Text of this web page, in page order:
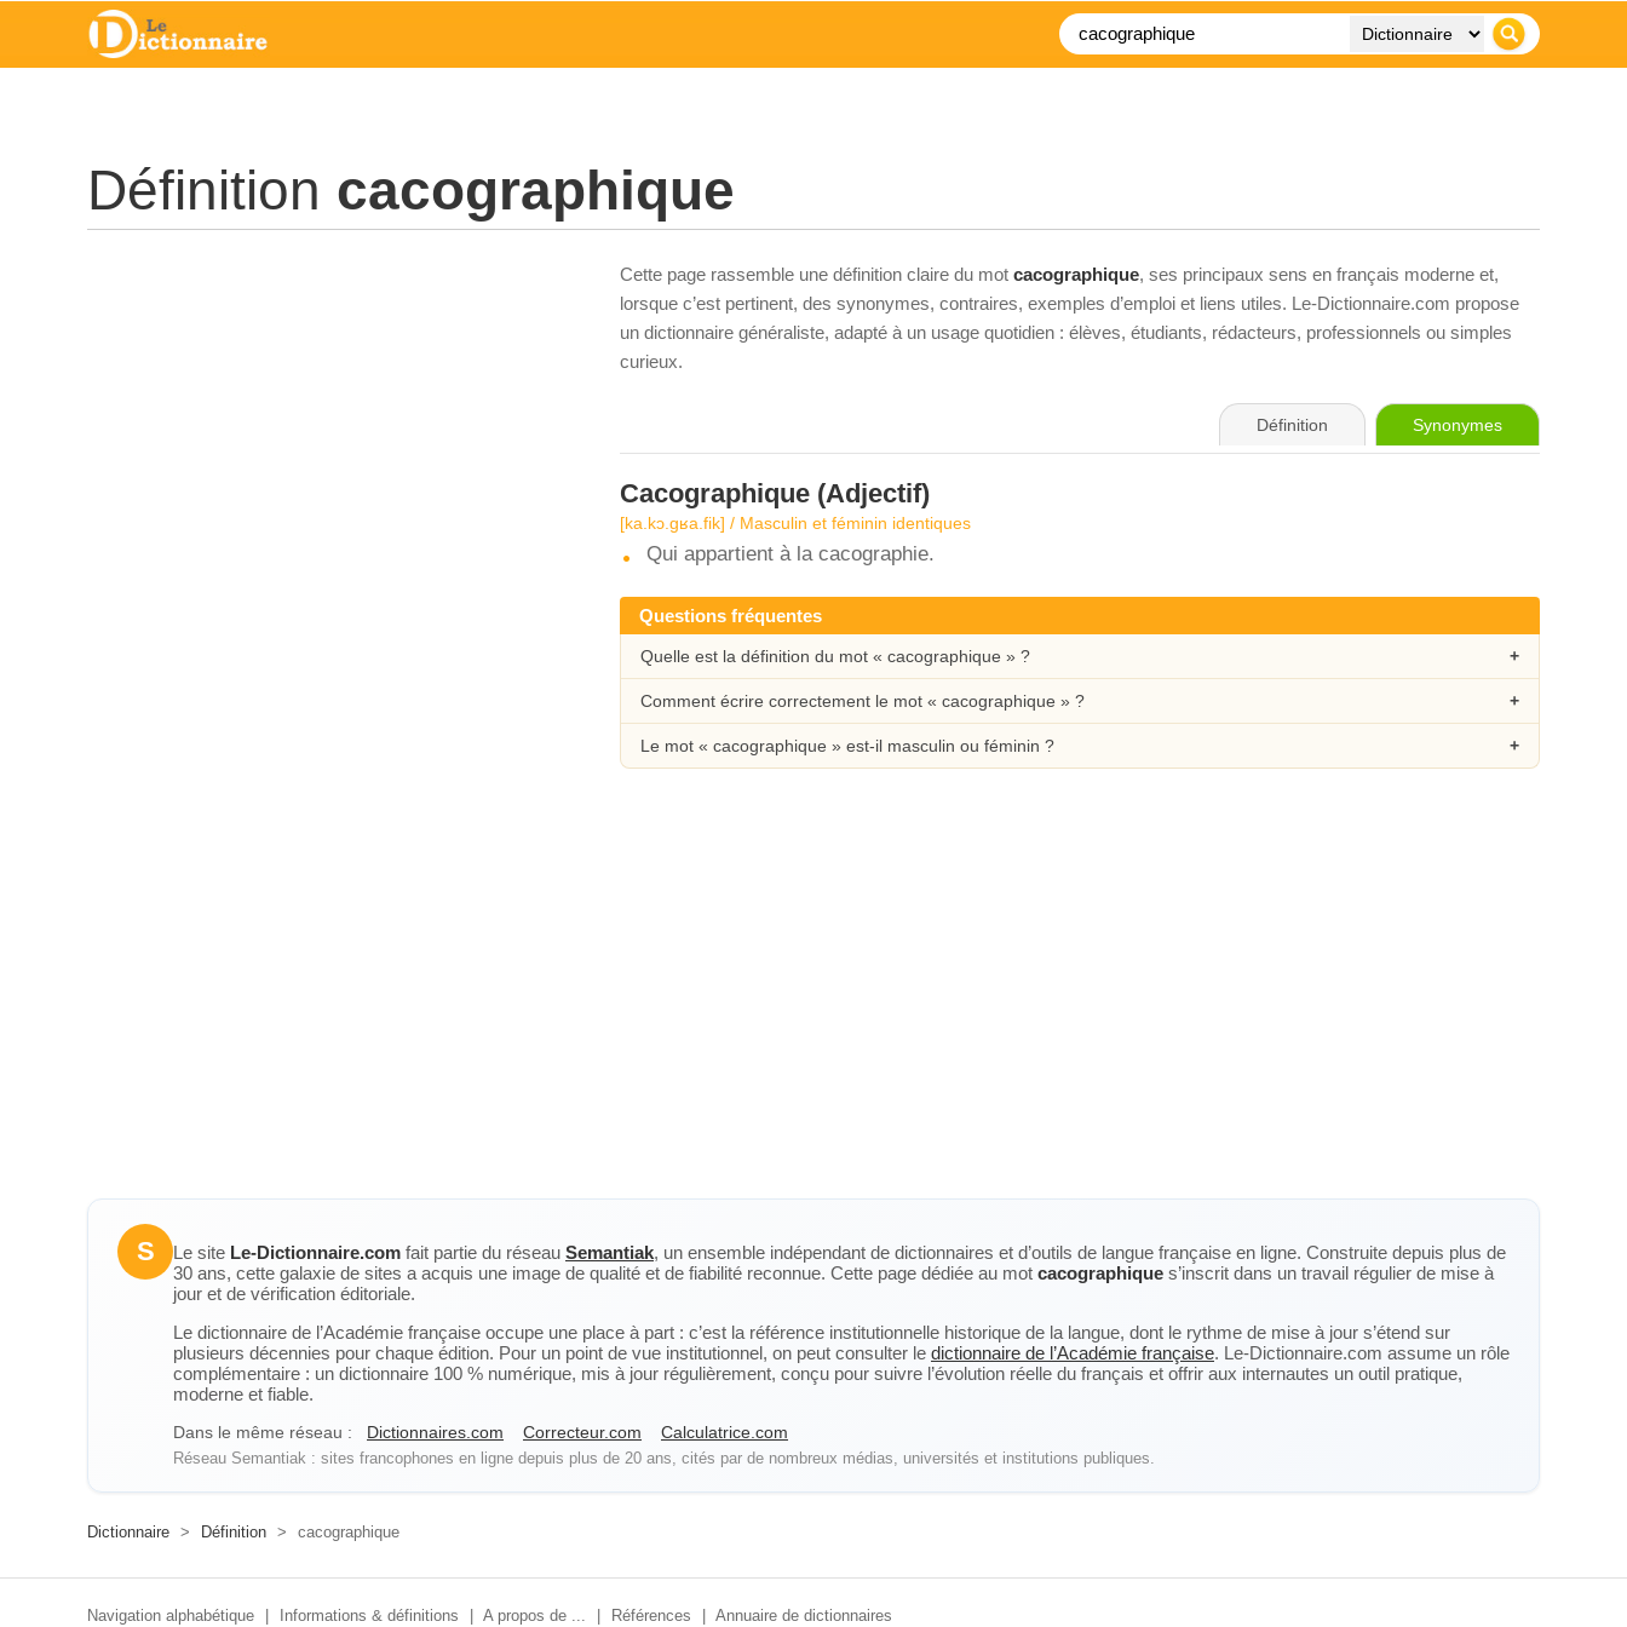
Définition cacographique
Cette page rassemble une définition claire du mot cacographique, ses principaux sens en français moderne et,
lorsque c’est pertinent, des synonymes, contraires, exemples d’emploi et liens utiles. Le-Dictionnaire.com propose
un dictionnaire généraliste, adapté à un usage quotidien : élèves, étudiants, rédacteurs, professionnels ou simples
curieux.
Définition Synonymes
Cacographique (Adjectif)
[ka.kɔ.ɡʁa.fik] / Masculin et féminin identiques
Qui appartient à la cacographie.
Questions fréquentes
Quelle est la définition du mot « cacographique » ?
Comment écrire correctement le mot « cacographique » ?
Le mot « cacographique » est-il masculin ou féminin ?
S Le site Le-Dictionnaire.com fait partie du réseau Semantiak, un ensemble indépendant de dictionnaires et d’outils de langue française en ligne. Construite depuis plus de
30 ans, cette galaxie de sites a acquis une image de qualité et de fiabilité reconnue. Cette page dédiée au mot cacographique s’inscrit dans un travail régulier de mise à
jour et de vérification éditoriale.
Le dictionnaire de l’Académie française occupe une place à part : c’est la référence institutionnelle historique de la langue, dont le rythme de mise à jour s’étend sur
plusieurs décennies pour chaque édition. Pour un point de vue institutionnel, on peut consulter le dictionnaire de l’Académie française. Le-Dictionnaire.com assume un rôle
complémentaire : un dictionnaire 100 % numérique, mis à jour régulièrement, conçu pour suivre l’évolution réelle du français et offrir aux internautes un outil pratique,
moderne et fiable.
Dans le même réseau : Dictionnaires.com Correcteur.com Calculatrice.com
Réseau Semantiak : sites francophones en ligne depuis plus de 20 ans, cités par de nombreux médias, universités et institutions publiques.
Dictionnaire > Définition > cacographique
Navigation alphabétique Informations & définitions A propos de ... Références Annuaire de dictionnaires